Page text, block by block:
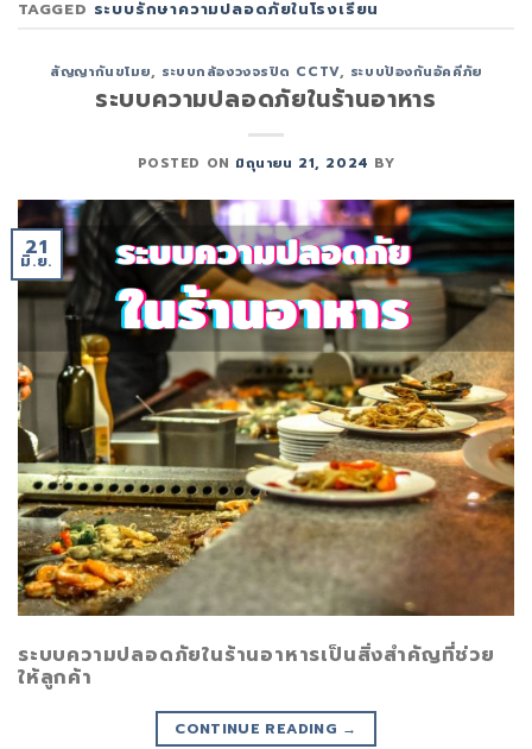
TAGGED ระบบรักษาความปลอดภัยในโรงเรียน
สัญญากันขโมย, ระบบกล้องวงจรปิด CCTV, ระบบป้องกันอัคคีภัย
ระบบความปลอดภัยในร้านอาหาร
POSTED ON มิถุนายน 21, 2024 BY
21
มิ.ย.
ระบบความปลอดภัยในร้านอาหารเป็นสิ่งสำคัญที่ช่วย
ให้ลูกค้า
CONTINUE READING →